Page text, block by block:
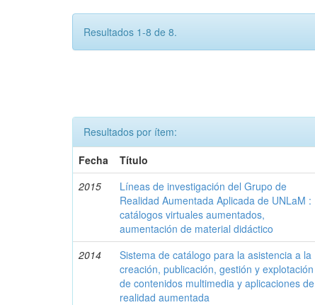
Resultados 1-8 de 8.
Resultados por ítem:
Fecha
Título
2015
Líneas de investigación del Grupo de
Realidad Aumentada Aplicada de UNLaM :
catálogos virtuales aumentados,
aumentación de material didáctico
2014
Sistema de catálogo para la asistencia a la
creación, publicación, gestión y explotación
de contenidos multimedia y aplicaciones de
realidad aumentada